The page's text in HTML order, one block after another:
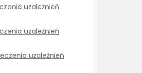
uzależnień
uzależnień
uzależnień